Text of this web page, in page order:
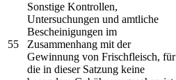
55
Sonstige Kontrollen,
Untersuchungen und amtliche
Bescheinigungen im
Zusammenhang mit der
Gewinnung von Frischfleisch, für
die in dieser Satzung keine